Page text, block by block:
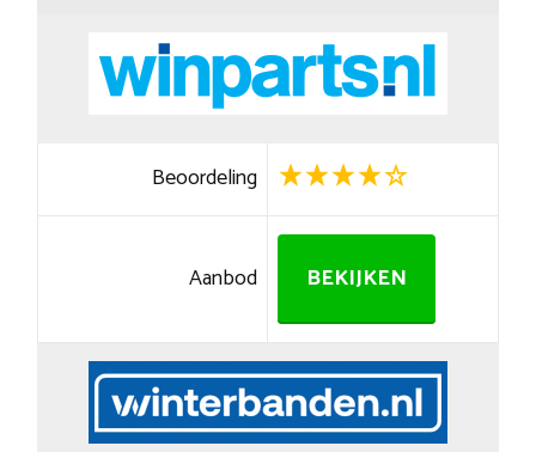
Beoordeling
Aanbod BEKIJKEN